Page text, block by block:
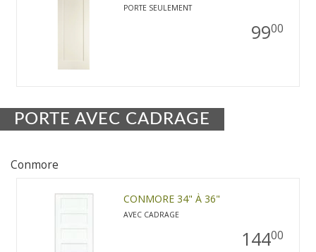
PORTE SEULEMENT
9900
PORTE AVEC CADRAGE
Conmore
CONMORE 34" À 36"
AVEC CADRAGE
14400